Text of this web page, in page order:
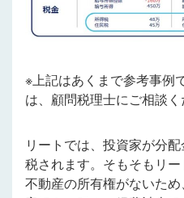
※上記はあくまで参考事例
は、顧問税理士にご相談く
リートでは、投資家が分
税されます。そもそもリ
不動産の所有権がないた